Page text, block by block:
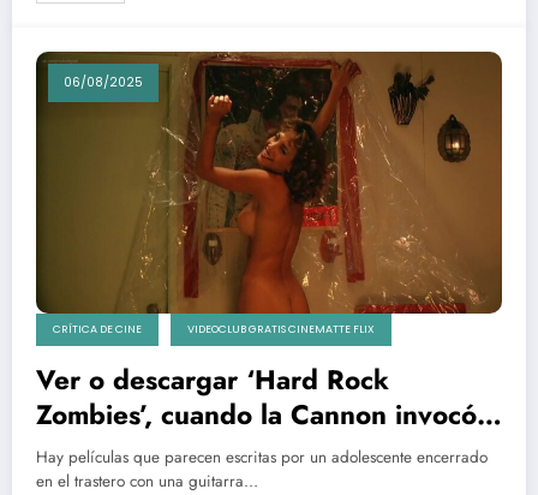
06/08/2025
CRÍTICA DE CINE VIDEOCLUB GRATIS CINEMATTE FLIX
Ver o descargar ‘Hard Rock
Zombies’, cuando la Cannon invocó
el mal con un solo de bajo
Hay películas que parecen escritas por un adolescente encerrado
en el trastero con una guitarra…